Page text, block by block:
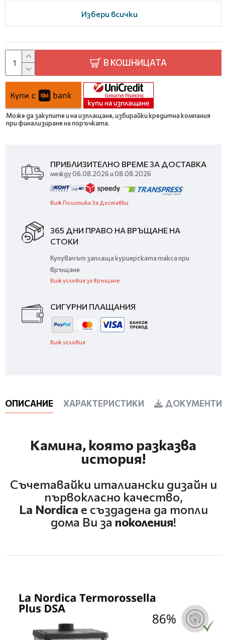
Избери всички
В КОШНИЦАТА
Може да закупите и на изплащане, избирайки кредитна компания
при финализиране на поръчката.
ПРИБЛИЗИТЕЛНО ВРЕМЕ ЗА ДОСТАВКА
между 06.08.2026 и 08.08.2026
Виж Политика За Доставки
365 ДНИ ПРАВО НА ВРЪЩАНЕ НА
СТОКИ
Купувачът заплаща куриерската такса при
връщане
Виж условия за връщане
СИГУРНИ ПЛАЩАНИЯ
Виж условия
ОПИСАНИЕ ХАРАКТЕРИСТИКИ ДОКУМЕНТИ
Камина, която разказва
история!
Съчетавайки италиански дизайн и
първокласно качество,
La Nordica е създадена да топли
дома Ви запоколения!